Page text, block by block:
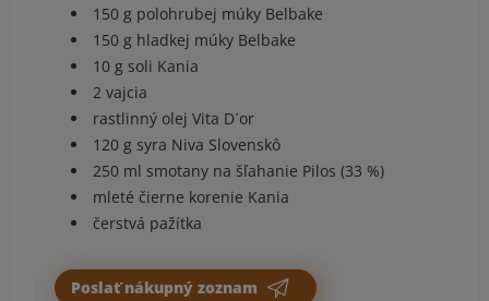
150 g polohrubej múky Belbake
150 g hladkej múky Belbake
10 g soli Kania
2 vajcia
rastlinný olej Vita D´or
120 g syra Niva Slovenskô
250 ml smotany na šľahanie Pilos (33 %)
mleté čierne korenie Kania
čerstvá pažítka
Poslať nákupný zoznam